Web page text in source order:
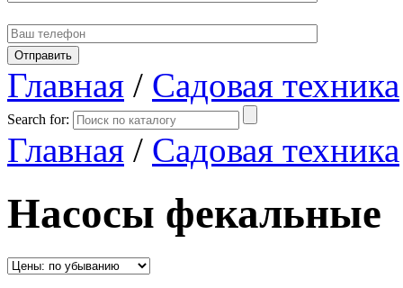
Главная / Садовая техника
Search for:
Главная / Садовая техника
Насосы фекальные